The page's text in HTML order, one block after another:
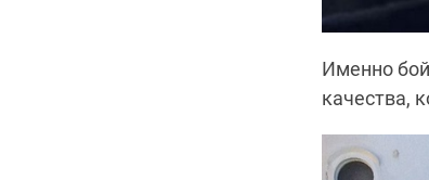
Именно
качества,